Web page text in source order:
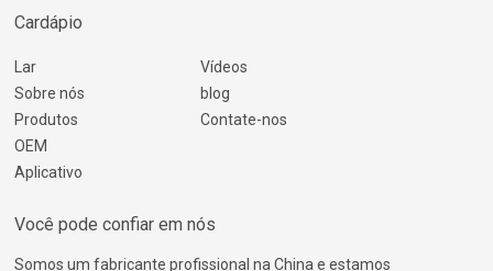
Cardápio
Lar
Sobre nós
Produtos
OEM
Aplicativo
Vídeos
blog
Contate-nos
Você pode confiar em nós
Somos um fabricante profissional na China e estamos